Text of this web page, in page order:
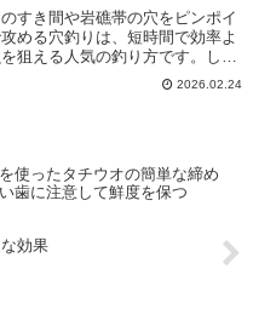
すき間や岩礁帯の穴をピンポイ
める穴釣りは、短時間で効率よ
狙える人気の釣り方です。しか
んなリールを使えばいいのか」
トとスピニングのどちらが向いて
2026.02.24
使ったタチウオの簡単な締め
歯に注意して鮮度を保つ
効果